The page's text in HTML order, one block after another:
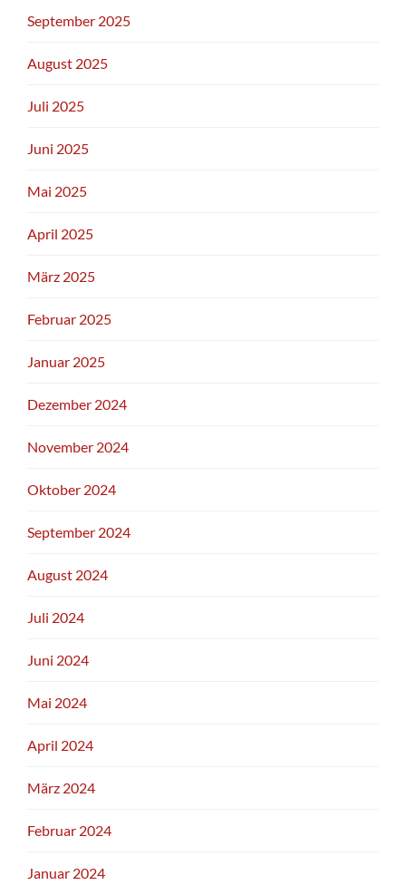
September 2025
August 2025
Juli 2025
Juni 2025
Mai 2025
April 2025
März 2025
Februar 2025
Januar 2025
Dezember 2024
November 2024
Oktober 2024
September 2024
August 2024
Juli 2024
Juni 2024
Mai 2024
April 2024
März 2024
Februar 2024
Januar 2024